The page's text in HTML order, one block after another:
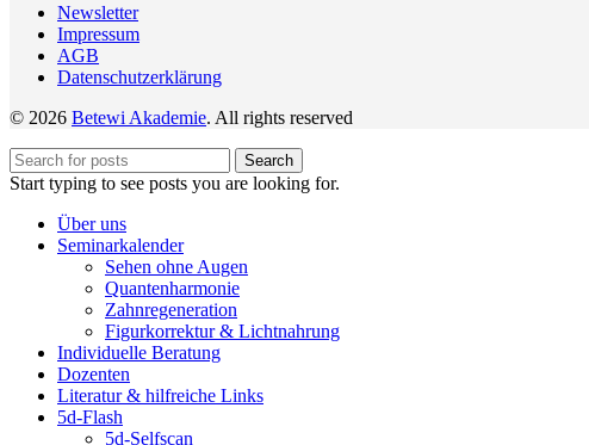
Newsletter
Impressum
AGB
Datenschutzerklärung
© 2026 Betewi Akademie. All rights reserved
Search
Start typing to see posts you are looking for.
Über uns
Seminarkalender
Sehen ohne Augen
Quantenharmonie
Zahnregeneration
Figurkorrektur & Lichtnahrung
Individuelle Beratung
Dozenten
Literatur & hilfreiche Links
5d-Flash
5d-Selfscan